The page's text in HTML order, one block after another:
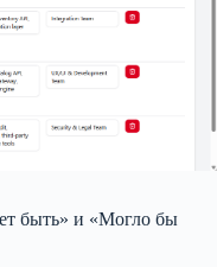
быть» и «Могло бы